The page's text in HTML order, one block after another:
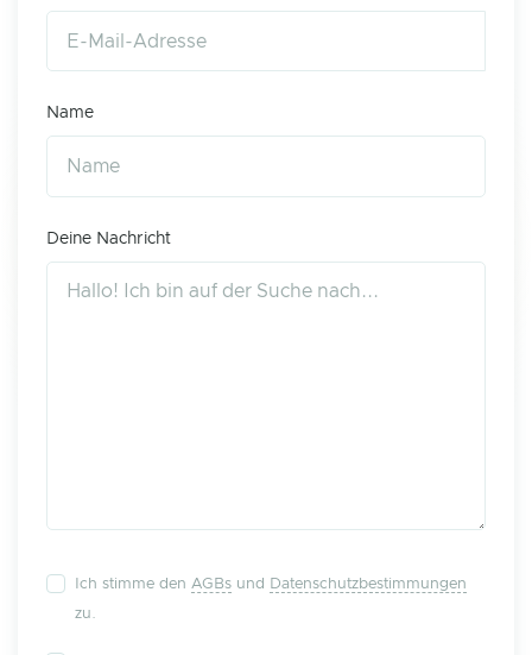
Name
Deine Nachricht
Ich stimme den AGBs und
Datenschutzbestimmungen
zu.